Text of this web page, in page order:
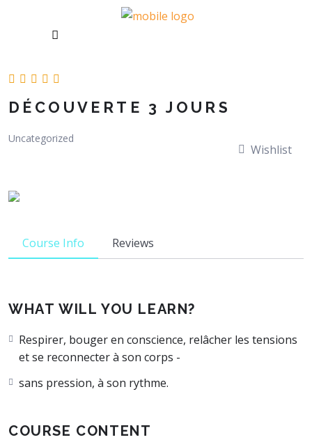
DÉCOUVERTE 3 JOURS
Uncategorized
Wishlist
Course Info Reviews
WHAT WILL YOU LEARN?
Respirer, bouger en conscience, relâcher les tensions
et se reconnecter à son corps -
sans pression, à son rythme.
COURSE CONTENT